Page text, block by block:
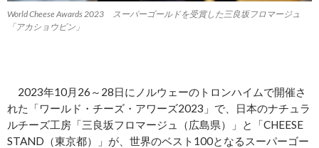
World Cheese Awards 2023 スーパーゴールドを受賞した三良坂フロマージュ
「アカショウビン」
2023年10月26～28日にノルウェーのトロンハイムで開催さ
れた「ワールド・チーズ・アワーズ2023」で、日本のナチュラ
ルチーズ工房「三良坂フロマージュ（広島県）」と「CHEESE
STAND（東京都）」が、世界のベスト100となるスーパーゴー